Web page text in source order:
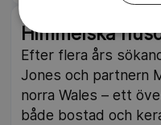
Himmelska
Efter flera års
Jones och partnern
norra Wales – ett
både bostad och